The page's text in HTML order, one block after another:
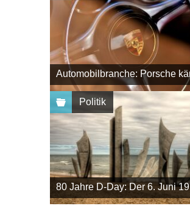
Automobilbranche: Porsche
Politik
80 Jahre D-Day: Der 6. Juni